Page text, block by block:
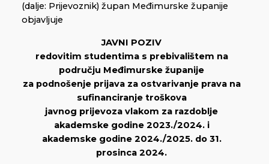
(dalje: Prijevoznik) župan Međimurske županije
objavljuje
JAVNI POZIV
redovitim studentima s prebivalištem na
području Međimurske županije
za podnošenje prijava za ostvarivanje prava na
sufinanciranje troškova
javnog prijevoza vlakom za razdoblje
akademske godine 2023./2024. i
akademske godine 2024./2025. do 31.
prosinca 2024.